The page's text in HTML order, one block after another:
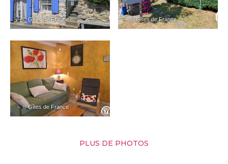
– © Gîtes de France – © Gîtes de France
– © Gîtes de France
PLUS DE PHOTOS